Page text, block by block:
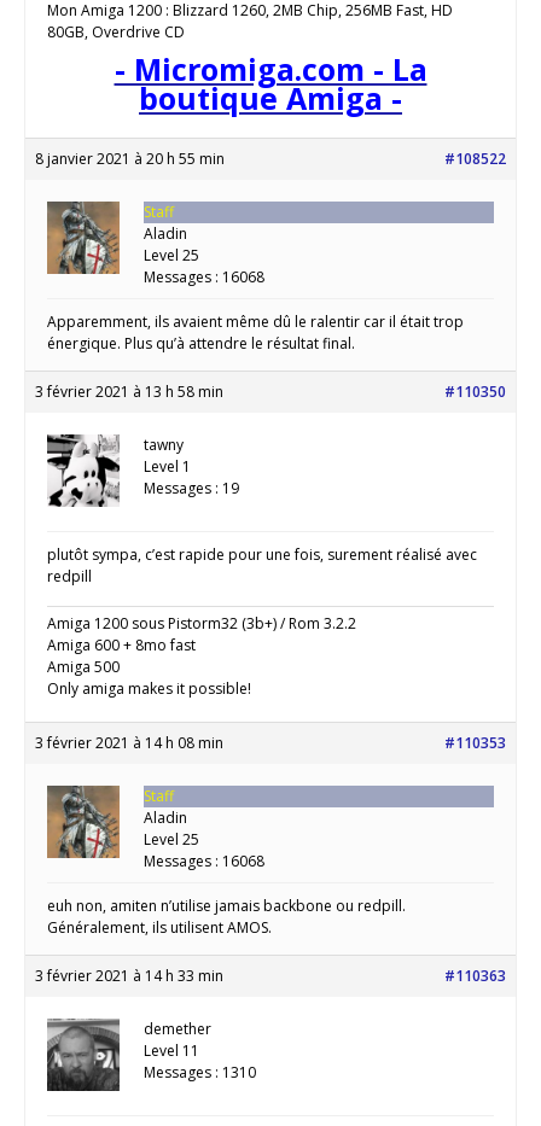
Mon Amiga 1200 : Blizzard 1260, 2MB Chip, 256MB Fast, HD
80GB, Overdrive CD
- Micromiga.com - La
boutique Amiga -
8 janvier 2021 à 20 h 55 min #108522
Staff
Aladin
Level 25
Messages : 16068
Apparemment, ils avaient même dû le ralentir car il était trop
énergique. Plus qu’à attendre le résultat final.
3 février 2021 à 13 h 58 min #110350
tawny
Level 1
Messages : 19
plutôt sympa, c’est rapide pour une fois, surement réalisé avec
redpill
Amiga 1200 sous Pistorm32 (3b+) / Rom 3.2.2
Amiga 600 + 8mo fast
Amiga 500
Only amiga makes it possible!
3 février 2021 à 14 h 08 min #110353
Staff
Aladin
Level 25
Messages : 16068
euh non, amiten n’utilise jamais backbone ou redpill.
Généralement, ils utilisent AMOS.
3 février 2021 à 14 h 33 min #110363
demether
Level 11
Messages : 1310